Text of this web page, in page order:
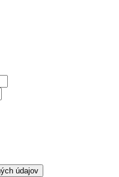
predaj nehnuteľnosti.
DO DOMČEKA.
v realitnej kancelárii,
údajov